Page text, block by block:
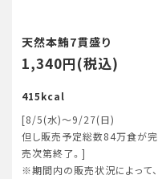
天然本鮪7貫盛り
1,340円(税込)
415kcal
[8/5(水)～9/27(日)
但し販売予定総数84万食が完
売次第終了。]
※期間内の販売状況によって、